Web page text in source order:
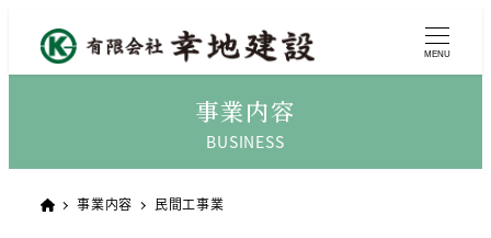
MENU
事業内容
事業内容 民間工事業